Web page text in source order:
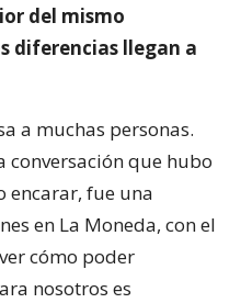
del mismo
diferencias llegan a
a muchas personas.
conversación que hubo
encarar, fue una
en La Moneda, con el
cómo poder
nosotros es